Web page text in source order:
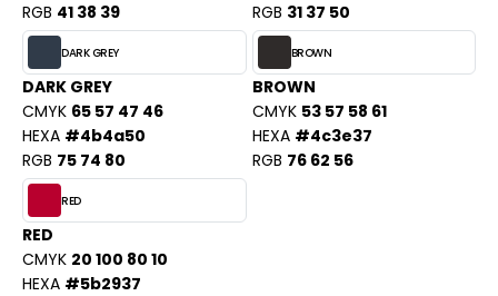
SHIRT
PROFESSIONNELLE
- BLOUSON
COOL
HOODS
T'S
RGB 41 38 39
RGB 31 37 50
DARK GREY
DARK GREY
CMYK 65 57 47 46
HEXA #4b4a50
RGB 75 74 80
BROWN
BROWN
CMYK 53 57 58 61
HEXA #4c3e37
RGB 76 62 56
RED
RED
CMYK 20 100 80 10
HEXA #5b2937